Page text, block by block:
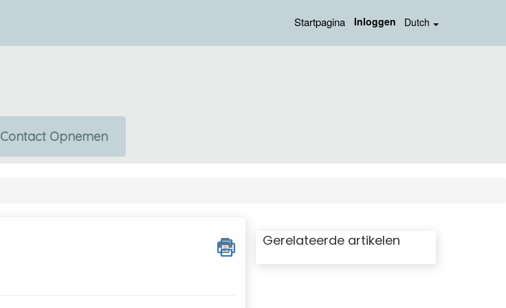
Startpagina Dutch
Inloggen
Contact Opnemen
Gerelateerde artikelen